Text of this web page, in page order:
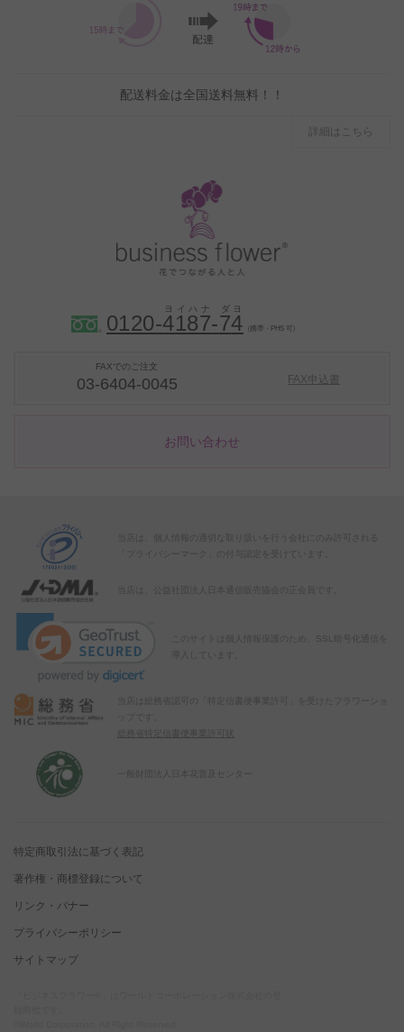
配送料金は全国送料無料！！
詳細はこちら
0120-4187-74 （携帯・PHS 可）
FAXでのご注文
03-6404-0045 FAX申込書
お問い合わせ
当店は、個人情報の適切な取り扱いを行う会社にのみ許可される
「プライバシーマーク」の付与認定を受けています。
当店は、公益社団法人日本通信販売協会の正会員です。
このサイトは個人情報保護のため、SSL暗号化通信を
導入しています。
当店は総務省認可の「特定信書便事業許可」を受けたフラワーショ
総務省特定信書便事業許可状
特定商取引法に基づく表記
著作権・商標登録について
リンク・バナー
プライバシーポリシー
サイトマップ